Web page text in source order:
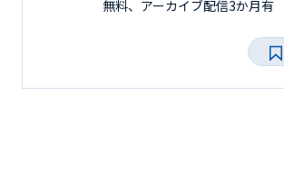
無料、アーカイブ配信3か月有